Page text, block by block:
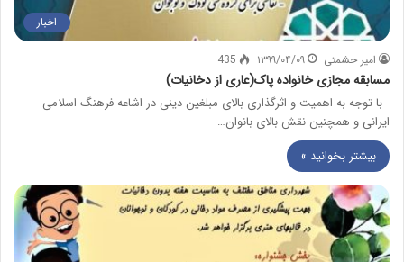
اخبار
امیر حشمتی ۱۳۹۹/۰۴/۰۹ 435
مسابقه مجازی خانواده پاک(عاری از دخانیات)
با توجه به اهمیت و اثرگذاری بالای مبلغین دینی در اشاعه فرهنگ اسلامی
ایرانی و همچنین نقش بالای بانوان…
بیشتر بخوانید »